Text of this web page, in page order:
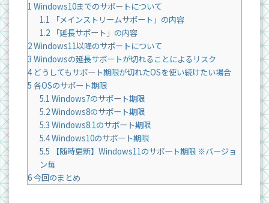
1 Windows10までのサポートについて
1.1 「メインストリームサポート」の内容
1.2「延長サポート」の内容
2Windows11以降のサポートについて
3 Windowsの延長サポートが切れることによるリスク
4どうしてもサポート期限が切れたOSを使い続けたい場合
5 各OSのサポート期限
5.1 Windows7のサポート期限
5.2Windows8のサポート期限
5.3 Windows8.1のサポート期限
5.4Windows10のサポート期限
5.5 【随時更新】Windows11のサポート期限 ※バージョ
ン毎
6今回のまとめ